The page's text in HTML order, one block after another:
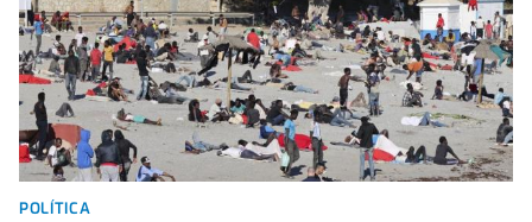
POLÍTICA